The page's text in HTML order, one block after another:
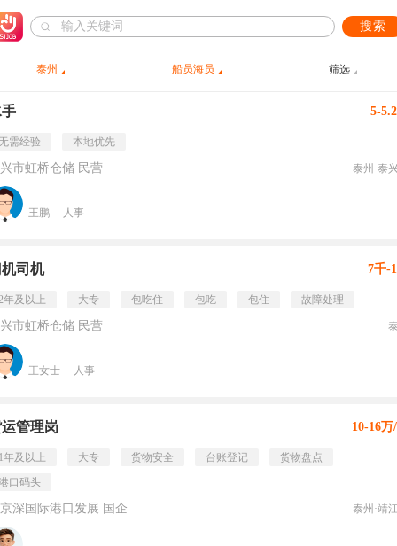
搜索
泰州 船员海员 筛选
5-
需经验 本地优先
市虹桥仓储 民营 泰州·泰
王鹏 人事
司机 7千-
年及以上 大专 包吃住 包吃 包住 故障处理
市虹桥仓储 民营
王女士 人事
管理岗 10-16万
年及以上 大专 货物安全 台账登记
货物盘点
口码头
深国际港口发展 国企 泰州·靖